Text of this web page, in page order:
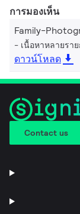
การมองเห็น
Family-
เนื้อหาหลายรา
ดาวน์โหลด
Contact us